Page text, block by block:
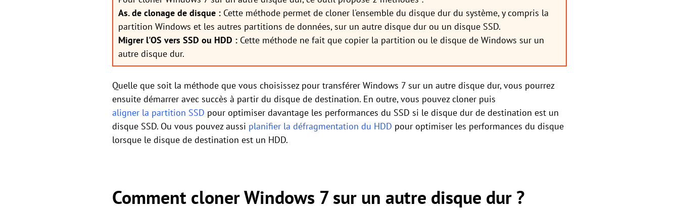
As. de clonage de disque : Cette méthode permet de cloner l'ensemble du disque dur du système, y compris la
partition Windows et les autres partitions de données, sur un autre disque dur ou un disque SSD.
Migrer l'OS vers SSD ou HDD : Cette méthode ne fait que copier la partition ou le disque de Windows sur un
autre disque dur.
Quelle que soit la méthode que vous choisissez pour transférer Windows 7 sur un autre disque dur, vous pourrez
ensuite démarrer avec succès à partir du disque de destination. En outre, vous pouvez cloner puis
aligner la partition SSD pour optimiser davantage les performances du SSD si le disque dur de destination est un
disque SSD. Ou vous pouvez aussi planifier la défragmentation du HDD pour optimiser les performances du disque
lorsque le disque de destination est un HDD.
Comment cloner Windows 7 sur un autre disque dur ?